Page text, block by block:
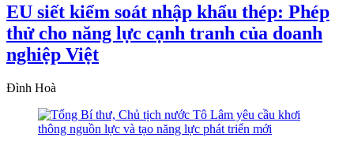
EU siết kiểm soát nhập khẩu thép: Phép
thử cho năng lực cạnh tranh của doanh
nghiệp Việt
Đình Hoà